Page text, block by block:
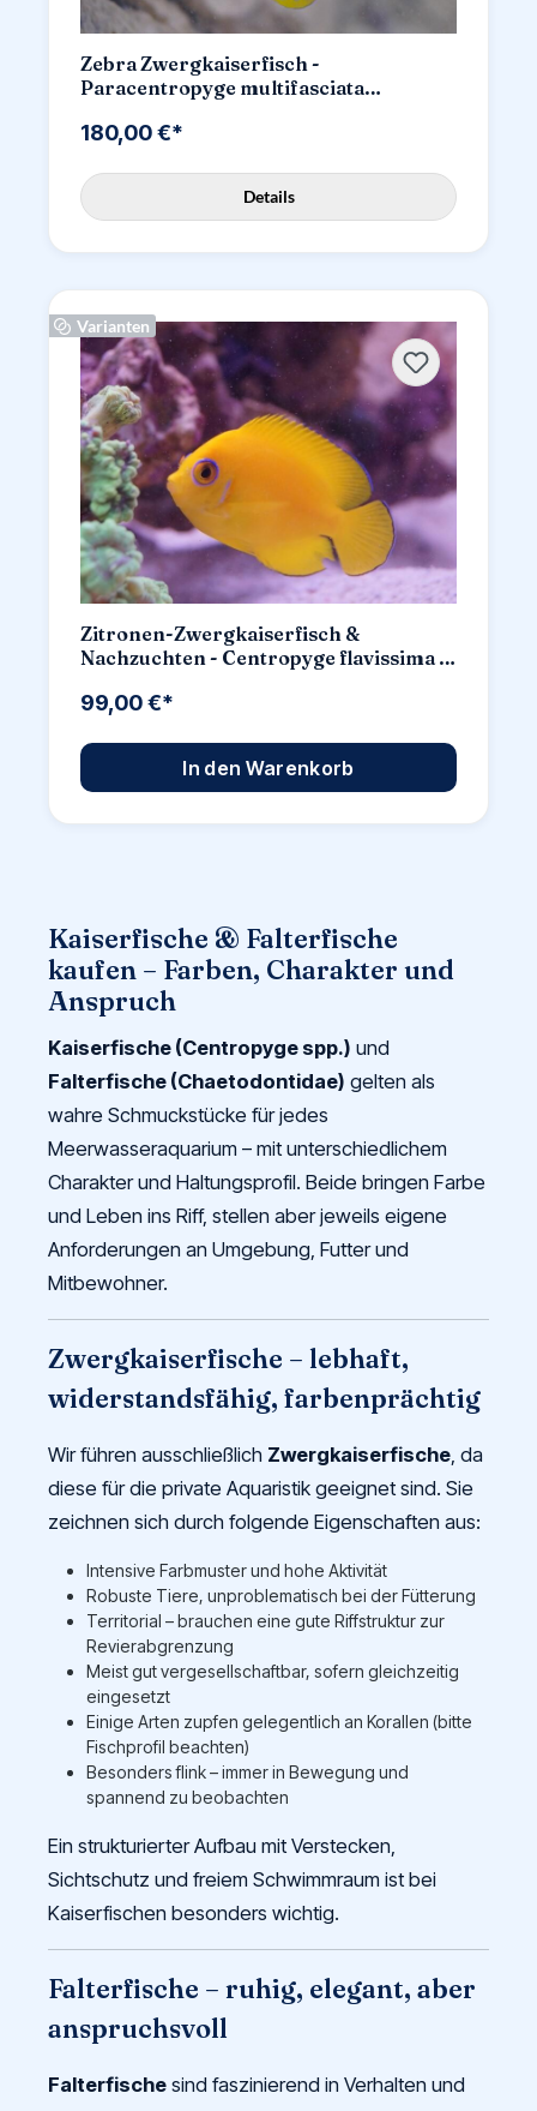
Zebra Zwergkaiserfisch -
Paracentropyge multifasciata
180,00 €*
Details
Varianten
Zitronen-Zwergkaiserfisch &
Nachzuchten - Centropyge flavissima -
99,00 €*
In den Warenkorb
Kaiserfische & Falterfische
kaufen – Farben, Charakter und
Anspruch
Kaiserfische (Centropyge spp.) und
Falterfische (Chaetodontidae) gelten als
wahre Schmuckstücke für jedes
Meerwasseraquarium – mit unterschiedlichem
Charakter und Haltungsprofil. Beide bringen Farbe
und Leben ins Riff, stellen aber jeweils eigene
Anforderungen an Umgebung, Futter und
Mitbewohner.
Zwergkaiserfische – lebhaft,
widerstandsfähig, farbenprächtig
Wir führen ausschließlich Zwergkaiserfische, da
diese für die private Aquaristik geeignet sind. Sie
zeichnen sich durch folgende Eigenschaften aus:
Intensive Farbmuster und hohe Aktivität
Robuste Tiere, unproblematisch bei der Fütterung
Territorial – brauchen eine gute Riffstruktur zur
Revierabgrenzung
Meist gut vergesellschaftbar, sofern gleichzeitig
eingesetzt
Einige Arten zupfen gelegentlich an Korallen (bitte
Fischprofil beachten)
Besonders flink – immer in Bewegung und
spannend zu beobachten
Ein strukturierter Aufbau mit Verstecken,
Sichtschutz und freiem Schwimmraum ist bei
Kaiserfischen besonders wichtig.
Falterfische – ruhig, elegant, aber
anspruchsvoll
Falterfische sind faszinierend in Verhalten und